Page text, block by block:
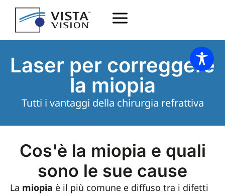
Laser per correggere
la miopia
Tutti i vantaggi della chirurgia refrattiva
Cos'è la miopia e quali
sono le sue cause
La miopia è il più comune e diffuso tra i difetti